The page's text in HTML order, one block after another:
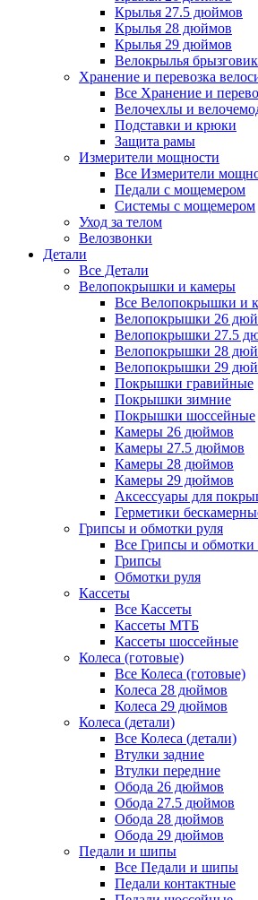
Крылья 27.5 дюймов
Крылья 28 дюймов
Крылья 29 дюймов
Велокрылья
Хранение и перевозка
Все Хранение и
Велочехлы и
Подставки и крюки
Защита рамы
Измерители мощности
Все Измерители
Педали с мощемером
Системы с мощемером
Уход за телом
Велозвонки
Детали
Все Детали
Велопокрышки и камеры
Все Велопокрышки и
Велопокрышки 26
Велопокрышки 27.5
Велопокрышки 28
Велопокрышки 29
Покрышки гравийные
Покрышки зимние
Покрышки шоссейные
Камеры 26 дюймов
Камеры 27.5 дюймов
Камеры 28 дюймов
Камеры 29 дюймов
Аксессуары для
Герметики
Грипсы и обмотки руля
Все Грипсы и обмотки
Грипсы
Обмотки руля
Кассеты
Все Кассеты
Кассеты МТБ
Кассеты шоссейные
Колеса (готовые)
Все Колеса (готовые)
Колеса 28 дюймов
Колеса 29 дюймов
Колеса (детали)
Все Колеса (детали)
Втулки задние
Втулки передние
Обода 26 дюймов
Обода 27.5 дюймов
Обода 28 дюймов
Обода 29 дюймов
Педали и шипы
Все Педали и шипы
Педали контактные